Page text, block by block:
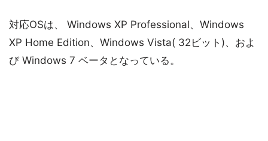
対応OSは、 Windows XP Professional、Windows
XP Home Edition、Windows Vista( 32ビット)、およ
び Windows 7 ベータとなっている。